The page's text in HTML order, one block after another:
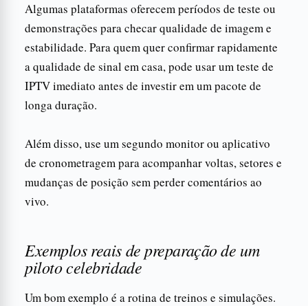
Algumas plataformas oferecem períodos de teste ou
demonstrações para checar qualidade de imagem e
estabilidade. Para quem quer confirmar rapidamente
a qualidade de sinal em casa, pode usar um teste de
IPTV imediato antes de investir em um pacote de
longa duração.
Além disso, use um segundo monitor ou aplicativo
de cronometragem para acompanhar voltas, setores e
mudanças de posição sem perder comentários ao
vivo.
Exemplos reais de preparação de um
piloto celebridade
Um bom exemplo é a rotina de treinos e simulações.